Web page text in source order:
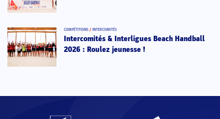
COMPÉTITIONS / INTERCOMITÉS
Intercomités & Interligues Beach Handball
2026 : Roulez jeunesse !